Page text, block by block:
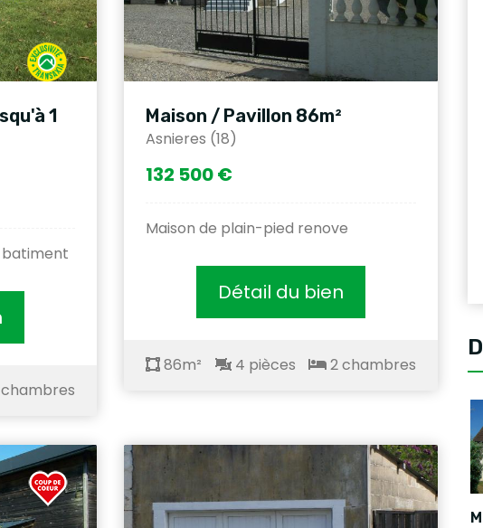
1
batiment
Maison / Pavillon 86m²
Asnieres (18)
132 500 €
Maison de plain-pied renove
Détail du bien
86m² 4 pièces 2 chambres